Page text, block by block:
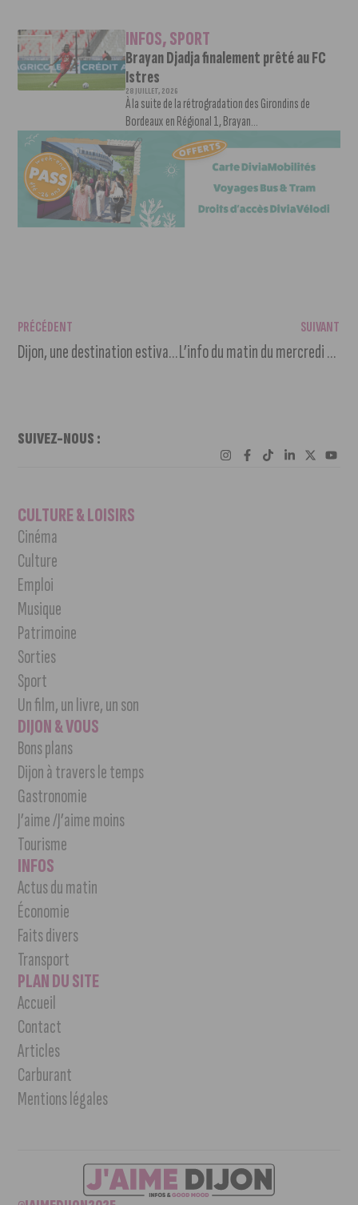
INFOS,SPORT
Brayan Djadja finalement prêté au FC
Istres
28 JUILLET, 2026
À la suite de la rétrogradation des Girondins de
Bordeaux en Régional 1, Brayan...
PRÉCÉDENT
Dijon, une destination estivale qui a la cote
SUIVANT
L’info du matin du mercredi 6 octobre 2021
SUIVEZ-NOUS :
CULTURE & LOISIRS
Cinéma
Culture
Emploi
Musique
Patrimoine
Sorties
Sport
Un film, un livre, un son
DIJON & VOUS
Bons plans
Dijon à travers le temps
Gastronomie
J’aime /J’aime moins
Tourisme
INFOS
Actus du matin
Économie
Faits divers
Transport
PLAN DU SITE
Accueil
Contact
Articles
Carburant
Mentions légales